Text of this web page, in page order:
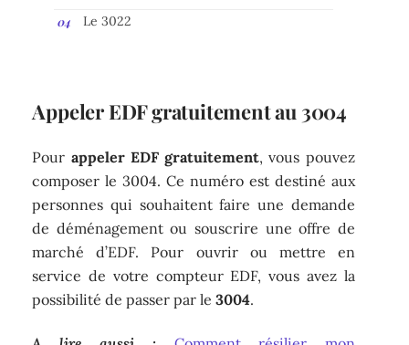
Le 3022
Appeler EDF gratuitement au 3004
Pour appeler EDF gratuitement, vous pouvez
composer le 3004. Ce numéro est destiné aux
personnes qui souhaitent faire une demande
de déménagement ou souscrire une offre de
marché d’EDF. Pour ouvrir ou mettre en
service de votre compteur EDF, vous avez la
possibilité de passer par le3004.